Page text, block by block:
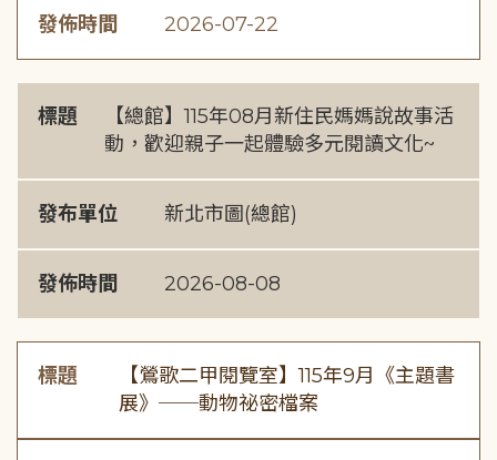
發佈時間 2026-07-22
標題
【總館】115年08月新住民媽媽說故事活
動，歡迎親子一起體驗多元閱讀文化~
發布單位 新北市圖(總館)
發佈時間 2026-08-08
標題
【鶯歌二甲閱覽室】115年9月《主題書
展》──動物祕密檔案